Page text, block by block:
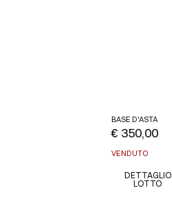
BASE D'ASTA
€ 350,00
VENDUTO
DETTAGLIO
LOTTO